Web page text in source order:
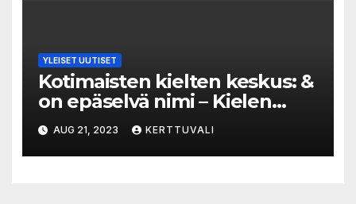
YLEISET UUTISET
Kotimaisten kielten keskus: &
on epäselvä nimi – Kielen
asiantuntija tyrmää Espoon
teatterin uuden nimen
AUG 21, 2023 KERTTUVALI